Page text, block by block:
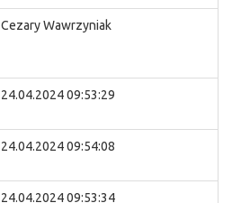
Cezary Wawrzyniak
24.04.2024 09:53:29
24.04.2024 09:54:08
24.04.2024 09:53:34